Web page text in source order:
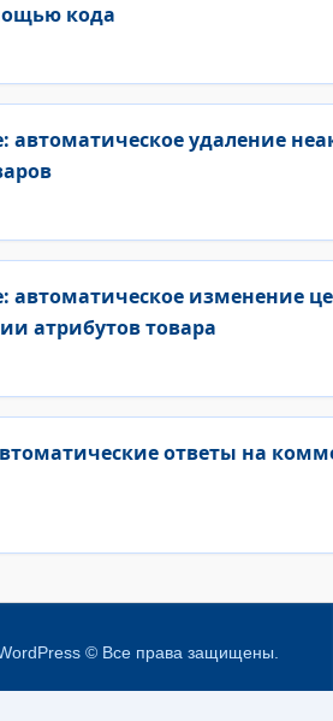
кода
автоматическое удаление
автоматическое изменение
атрибутов товара
ответы на
© Все права защищены.